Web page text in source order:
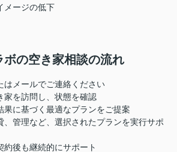
メージの低下
ボの空き家相談の流れ
はメールでご連絡ください
家を訪問し、状態を確認
果に基づく最適なプランをご提案
、管理など、選択されたプランを実行サポ
約後も継続的にサポート